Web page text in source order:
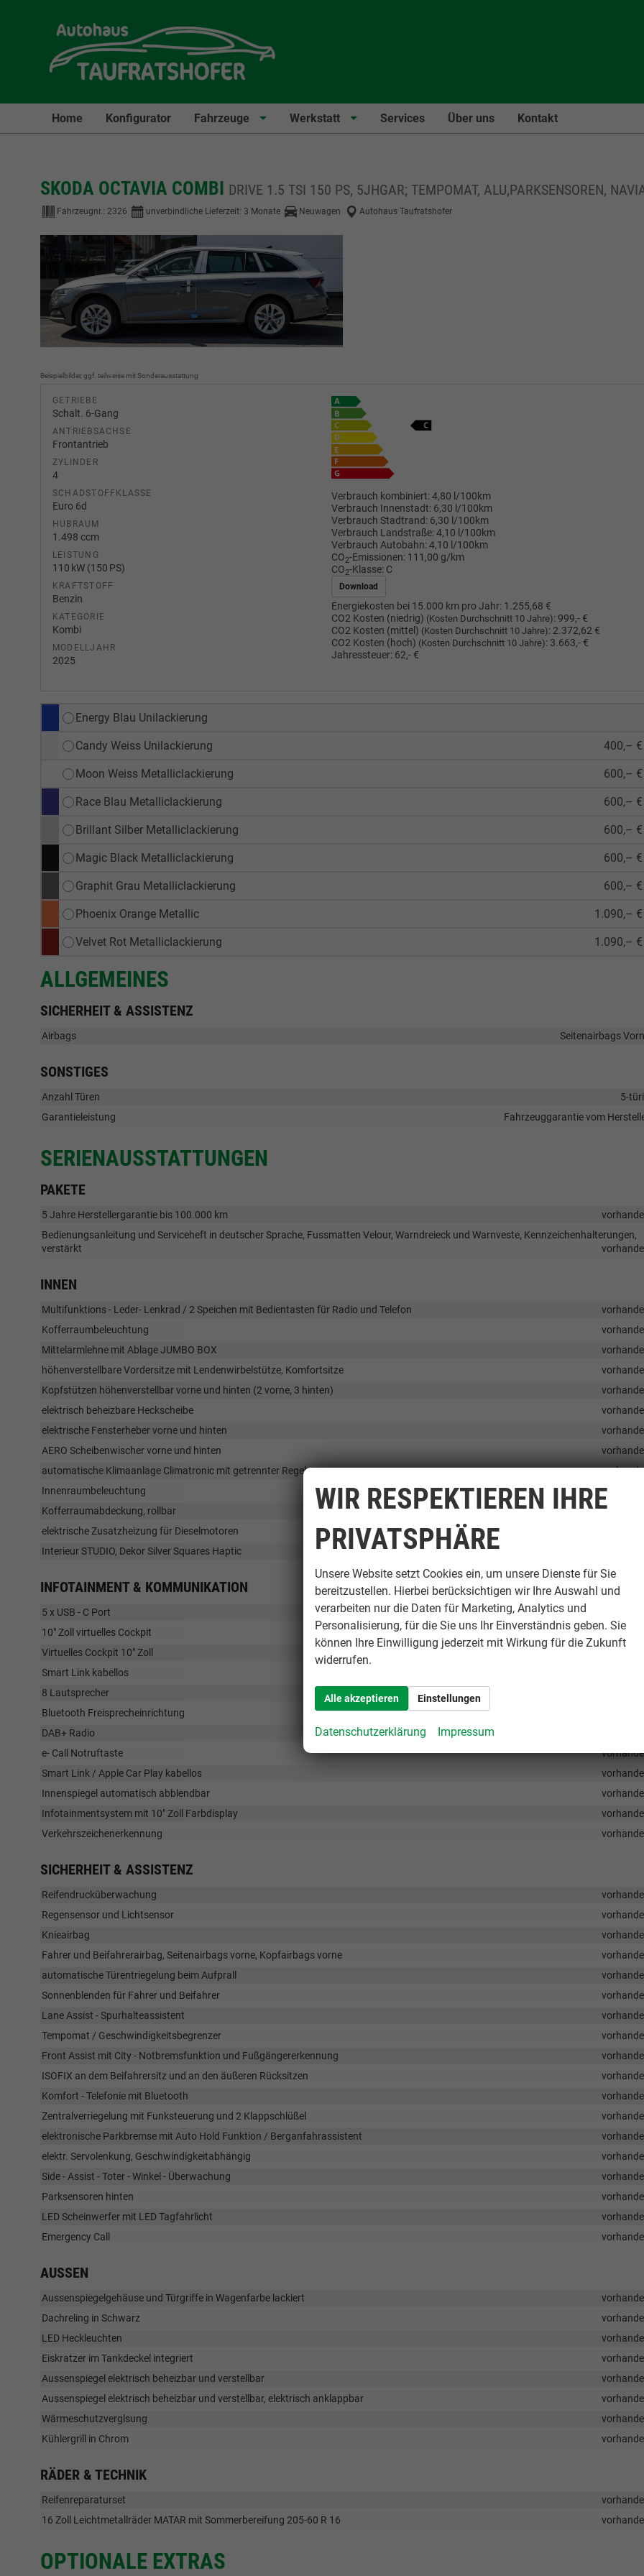
Home Konfigurator Fahrzeuge Werkstatt Services Über uns Kontakt
SKODA OCTAVIA COMBI DRIVE 1.5 TSI 150 PS, 5JHGAR; TEMPOMAT, ALU,PARKSENSOREN,
Fahrzeugnr.: 2326 unverbindliche Lieferzeit: 3 Monate Neuwagen Autohaus Taufratshofer
Beispielbilder, ggf. teilweise mit Sonderausstattung
GETRIEBE
Schalt. 6-Gang
ANTRIEBSACHSE
Frontantrieb
ZYLINDER
4
SCHADSTOFFKLASSE
Euro 6d
HUBRAUM
1.498 ccm
LEISTUNG
110 kW (150 PS)
KRAFTSTOFF
Benzin
KATEGORIE
Kombi
MODELLJAHR
2025
Verbrauch kombiniert:4,80 l/100km
Verbrauch Innenstadt: 6,30 l/100km
Verbrauch Stadtrand: 6,30 l/100km
Verbrauch Landstraße:4,10 l/100km
Verbrauch Autobahn:4,10 l/100km
CO2-Emissionen: 111,00 g/km
CO2-Klasse: C
Download
Energiekosten bei 15.000 km pro Jahr: 1.255,68 €
CO2 Kosten (niedrig) (Kosten Durchschnitt 10 Jahre): 999,- €
CO2 Kosten (mittel) (Kosten Durchschnitt 10 Jahre): 2.372,62 €
CO2 Kosten (hoch) (Kosten Durchschnitt 10 Jahre): 3.663,- €
Jahressteuer: 62,- €
Energy Blau Unilackierung
Candy Weiss Unilackierung 400,– €
Moon Weiss Metalliclackierung 600,– €
Race Blau Metalliclackierung 600,– €
Brillant Silber Metalliclackierung 600,– €
Magic Black Metalliclackierung 600,– €
Graphit Grau Metalliclackierung 600,– €
Phoenix Orange Metallic 1.090,– €
Velvet Rot Metalliclackierung 1.090,– €
ALLGEMEINES
SICHERHEIT & ASSISTENZ
Airbags Seitenairbags
SONSTIGES
Anzahl Türen
5-
Garantieleistung
Fahrzeuggarantie vom
SERIENAUSSTATTUNGEN
PAKETE
5 Jahre Herstellergarantie bis 100.000 km
Bedienungsanleitung und Serviceheft in deutscher Sprache, Fussmatten Velour, Warndreieck und Warnveste, Kennzeichenhalterungen,
verstärkt
INNEN
Multifunktions - Leder- Lenkrad / 2 Speichen mit Bedientasten für Radio und Telefon
Kofferraumbeleuchtung
Mittelarmlehne mit Ablage JUMBO BOX
höhenverstellbare Vordersitze mit Lendenwirbelstütze, Komfortsitze
Kopfstützen höhenverstellbar vorne und hinten (2 vorne, 3 hinten)
elektrisch beheizbare Heckscheibe
elektrische Fensterheber vorne und hinten
AERO Scheibenwischer vorne und hinten
automatische Klimaanlage Climatronic mit getrennter Regelung
Innenraumbeleuchtung
vorhanden
Kofferraumabdeckung, rollbar
vorhanden
elektrische Zusatzheizung für Dieselmotoren
Interieur STUDIO, Dekor Silver Squares Haptic
INFOTAINMENT & KOMMUNIKATION
5 x USB - C Port
10" Zoll virtuelles Cockpit
vorhanden
Virtuelles Cockpit 10" Zoll
Smart Link kabellos
8 Lautsprecher
Bluetooth Freisprecheinrichtung
DAB+ Radio
e- Call Notruftaste
Smart Link / Apple Car Play kabellos
Innenspiegel automatisch abblendbar
Infotainmentsystem mit 10" Zoll Farbdisplay
Verkehrszeichenerkennung
SICHERHEIT & ASSISTENZ
Reifendrucküberwachung
Regensensor und Lichtsensor
Knieairbag
Fahrer und Beifahrerairbag, Seitenairbags vorne, Kopfairbags vorne
automatische Türentriegelung beim Aufprall
Sonnenblenden für Fahrer und Beifahrer
Lane Assist - Spurhalteassistent
Tempomat / Geschwindigkeitsbegrenzer
Front Assist mit City - Notbremsfunktion und Fußgängererkennung
ISOFIX an dem Beifahrersitz und an den äußeren Rücksitzen
Komfort - Telefonie mit Bluetooth
Zentralverriegelung mit Funksteuerung und 2 Klappschlüßel
elektronische Parkbremse mit Auto Hold Funktion / Berganfahrassistent
elektr. Servolenkung, Geschwindigkeitabhängig
Side - Assist - Toter - Winkel - Überwachung
Parksensoren hinten
LED Scheinwerfer mit LED Tagfahrlicht
Emergency Call
AUSSEN
Aussenspiegelgehäuse und Türgriffe in Wagenfarbe lackiert
Dachreling in Schwarz
LED Heckleuchten
Eiskratzer im Tankdeckel integriert
Aussenspiegel elektrisch beheizbar und verstellbar
Aussenspiegel elektrisch beheizbar und verstellbar, elektrisch anklappbar
Wärmeschutzverglsung
Kühlergrill in Chrom
RÄDER & TECHNIK
Reifenreparaturset
16 Zoll Leichtmetallräder MATAR mit Sommerbereifung 205-60 R 16
OPTIONALE EXTRAS
WIR RESPEKTIEREN IHRE
PRIVATSPHÄRE
Unsere Website setzt Cookies ein, um unsere Dienste für Sie
bereitzustellen. Hierbei berücksichtigen wir Ihre Auswahl und
verarbeiten nur die Daten für Marketing, Analytics und
Personalisierung, für die Sie uns Ihr Einverständnis geben. Sie
können Ihre Einwilligung jederzeit mit Wirkung für die Zukunft
widerrufen.
Alle akzeptieren Einstellungen
Datenschutzerklärung Impressum